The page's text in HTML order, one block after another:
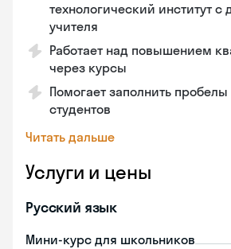
технологический институт
учителя
Работает над повышением
через курсы
Помогает заполнить
студентов
Читать дальше
Услуги и цены
Русский язык
Мини-курс для школьников